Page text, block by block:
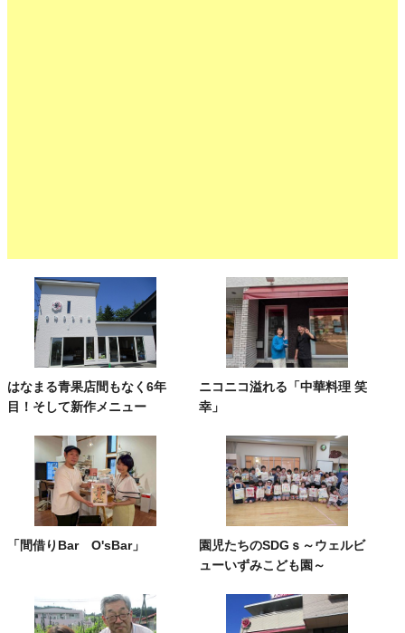
はなまる青果店間もなく6年
目！そして新作メニュー
ニコニコ溢れる「中華料理 笑
幸」
「間借りBar O'sBar」
園児たちのSDGｓ～ウェルビ
ューいずみこども園～